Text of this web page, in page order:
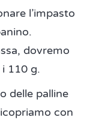
l’impasto
dovremo
110 g.
delle palline
con